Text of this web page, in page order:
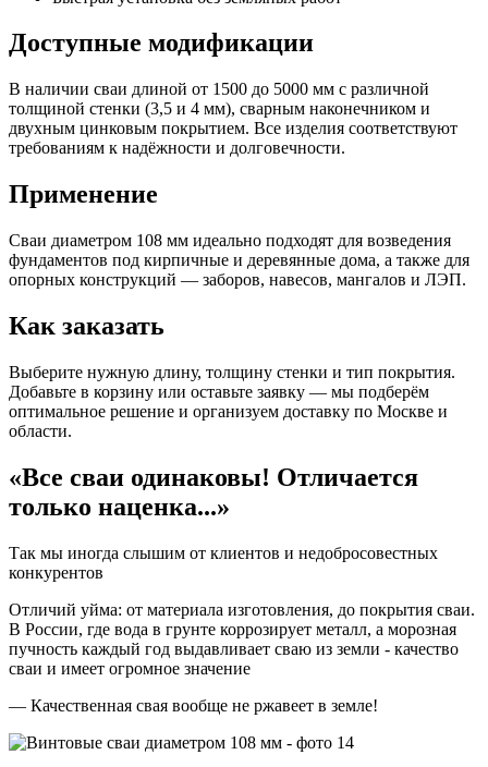
Доступные модификации
В наличии сваи длиной от 1500 до 5000 мм с различной
толщиной стенки (3,5 и 4 мм), сварным наконечником и
двухным цинковым покрытием. Все изделия соответствуют
требованиям к надёжности и долговечности.
Применение
Сваи диаметром 108 мм идеально подходят для возведения
фундаментов под кирпичные и деревянные дома, а также для
опорных конструкций — заборов, навесов, мангалов и ЛЭП.
Как заказать
Выберите нужную длину, толщину стенки и тип покрытия.
Добавьте в корзину или оставьте заявку — мы подберём
оптимальное решение и организуем доставку по Москве и
области.
«Все сваи одинаковы! Отличается
только наценка...»
Так мы иногда слышим от клиентов и недобросовестных
конкурентов
Отличий уйма: от материала изготовления, до покрытия сваи.
В России, где вода в грунте коррозирует металл, а морозная
пучность каждый год выдавливает сваю из земли - качество
сваи и имеет огромное значение
— Качественная свая вообще не ржавеет в земле!